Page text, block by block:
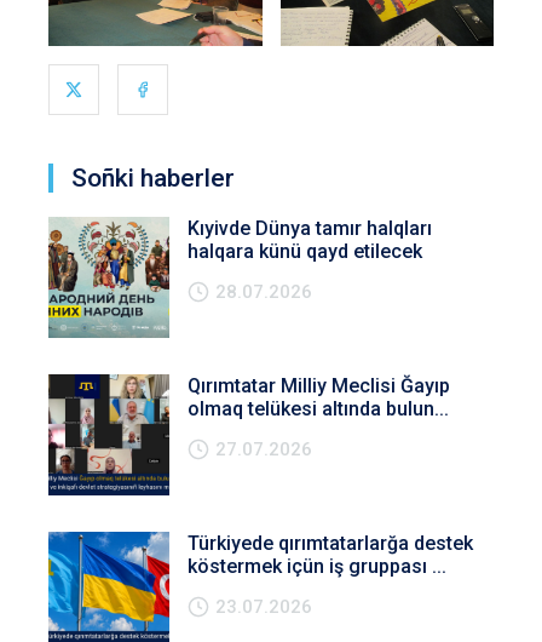
Soñki haberler
Kıyivde Dünya tamır halqları
halqara künü qayd etilecek
28.07.2026
Qırımtatar Milliy Meclisi Ğayıp
olmaq telükesi altında bulun...
27.07.2026
Türkiyede qırımtatarlarğa destek
köstermek içün iş gruppası ...
23.07.2026